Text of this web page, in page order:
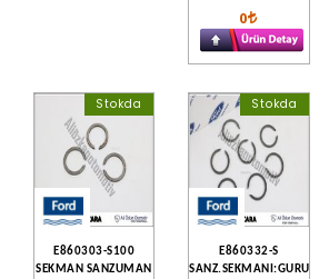
0
Stokda
E860303-S100
SEKMAN SANZUMAN
Stokda
E860332-S
SANZ.SEKMANI:GURUP